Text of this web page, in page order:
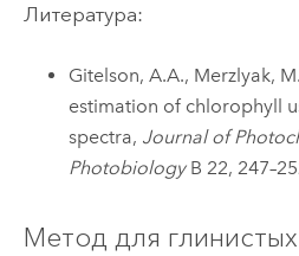
Литература:
Gitelson, A.A., Merzlyak,
estimation of chlorophyll
spectra, Journal of
PhotobiologyB 22,
Метод для